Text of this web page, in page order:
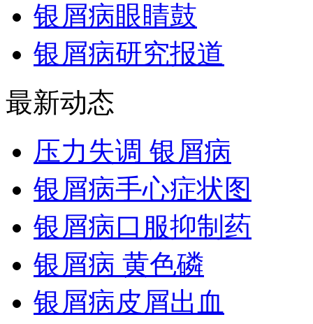
银屑病眼睛鼓
银屑病研究报道
最新动态
压力失调 银屑病
银屑病手心症状图
银屑病口服抑制药
银屑病 黄色磷
银屑病皮屑出血